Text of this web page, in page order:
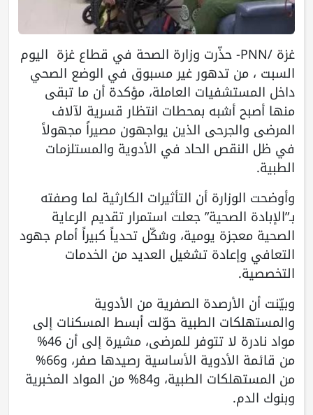
غزة /PNN- حذّرت وزارة الصحة في قطاع غزة اليوم
السبت ، من تدهور غير مسبوق في الوضع الصحي
داخل المستشفيات العاملة، مؤكدة أن ما تبقى
منها أصبح أشبه بمحطات انتظار قسرية لآلاف
المرضى والجرحى الذين يواجهون مصيراً مجهولاً
في ظل النقص الحاد في الأدوية والمستلزمات
الطبية.
وأوضحت الوزارة أن التأثيرات الكارثية لما وصفته
بـ”الإبادة الصحية” جعلت استمرار تقديم الرعاية
الصحية معجزة يومية، وشكّل تحدياً كبيراً أمام جهود
التعافي وإعادة تشغيل العديد من الخدمات
التخصصية.
وبيّنت أن الأرصدة الصفرية من الأدوية
والمستهلكات الطبية حوّلت أبسط المسكنات إلى
مواد نادرة لا تتوفر للمرضى، مشيرة إلى أن 46%
من قائمة الأدوية الأساسية رصيدها صفر، و66%
من المستهلكات الطبية، و84% من المواد المخبرية
وبنوك الدم.